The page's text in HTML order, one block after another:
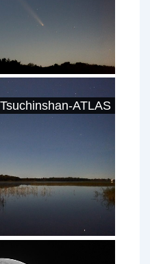
ATLAS